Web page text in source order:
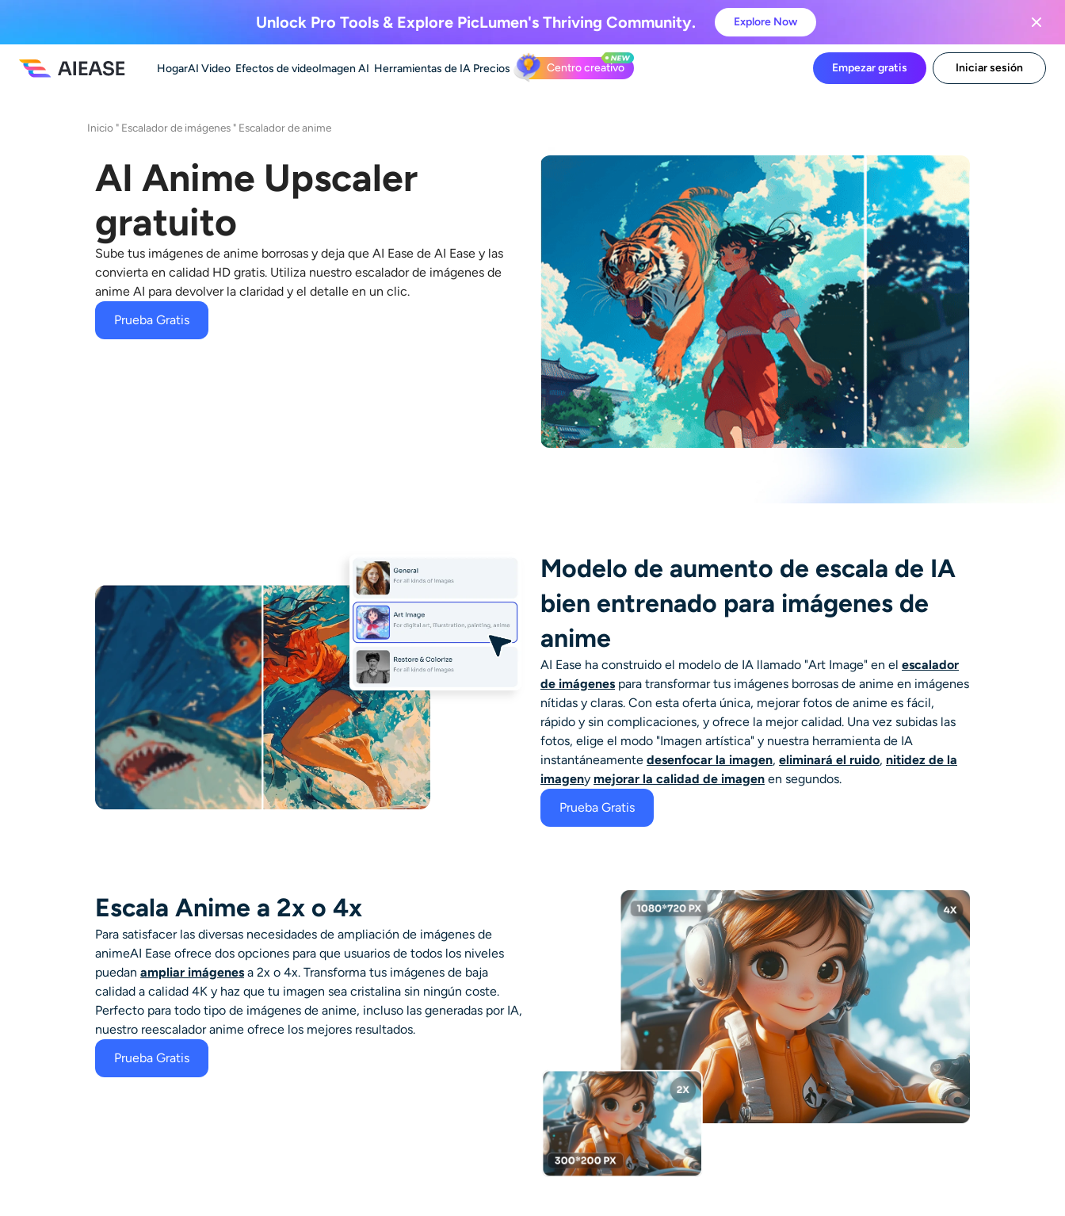
Unlock Pro Tools & ExplorePicLumen's Thriving Community. Explore Now
HogarAI Video Efectos de videoImagen AI Herramientas de IA Precios Centro creativo Empezar gratis Iniciar sesión
Inicio " Escalador de imágenes " Escalador de anime
AI Anime Upscaler
gratuito
Sube tus imágenes de anime borrosas y deja que AI Ease de AI Ease y las
convierta en calidad HD gratis. Utiliza nuestro escalador de imágenes de
anime AI para devolver la claridad y el detalle en un clic.
Prueba Gratis
Modelo de aumento de escala de IA
bien entrenado para imágenes de
anime
AI Ease ha construido el modelo de IA llamado "Art Image" en el escalador
de imágenes para transformar tus imágenes borrosas de anime en imágenes
nítidas y claras. Con esta oferta única, mejorar fotos de anime es fácil,
rápido y sin complicaciones, y ofrece la mejor calidad. Una vez subidas las
fotos, elige el modo "Imagen artística" y nuestra herramienta de IA
instantáneamente desenfocar la imagen, eliminará el ruido, nitidez de la
imageny mejorar la calidad de imagen en segundos.
Prueba Gratis
Escala Anime a 2x o 4x
Para satisfacer las diversas necesidades de ampliación de imágenes de
animeAI Ease ofrece dos opciones para que usuarios de todos los niveles
puedan ampliar imágenes a 2x o 4x. Transforma tus imágenes de baja
calidad a calidad 4K y haz que tu imagen sea cristalina sin ningún coste.
Perfecto para todo tipo de imágenes de anime, incluso las generadas por IA,
nuestro reescalador anime ofrece los mejores resultados.
Prueba Gratis